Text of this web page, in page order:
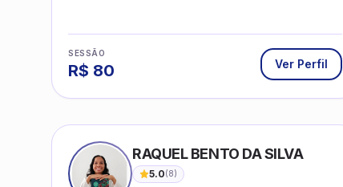
SESSÃO
R$ 80 Ver Perfil
RAQUEL BENTO DA SILVA
5.0(8)